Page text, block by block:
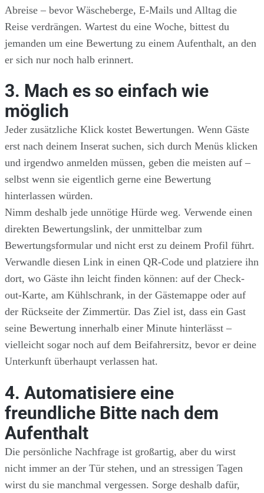
Abreise – bevor Wäscheberge, E-Mails und Alltag die
Reise verdrängen. Wartest du eine Woche, bittest du
jemanden um eine Bewertung zu einem Aufenthalt, an den
er sich nur noch halb erinnert.
3. Mach es so einfach wie
möglich
Jeder zusätzliche Klick kostet Bewertungen. Wenn Gäste
erst nach deinem Inserat suchen, sich durch Menüs klicken
und irgendwo anmelden müssen, geben die meisten auf –
selbst wenn sie eigentlich gerne eine Bewertung
hinterlassen würden.
Nimm deshalb jede unnötige Hürde weg. Verwende einen
direkten Bewertungslink, der unmittelbar zum
Bewertungsformular und nicht erst zu deinem Profil führt.
Verwandle diesen Link in einen QR-Code und platziere ihn
dort, wo Gäste ihn leicht finden können: auf der Check-
out-Karte, am Kühlschrank, in der Gästemappe oder auf
der Rückseite der Zimmertür. Das Ziel ist, dass ein Gast
seine Bewertung innerhalb einer Minute hinterlässt –
vielleicht sogar noch auf dem Beifahrersitz, bevor er deine
Unterkunft überhaupt verlassen hat.
4. Automatisiere eine
freundliche Bitte nach dem
Aufenthalt
Die persönliche Nachfrage ist großartig, aber du wirst
nicht immer an der Tür stehen, und an stressigen Tagen
wirst du sie manchmal vergessen. Sorge deshalb dafür,